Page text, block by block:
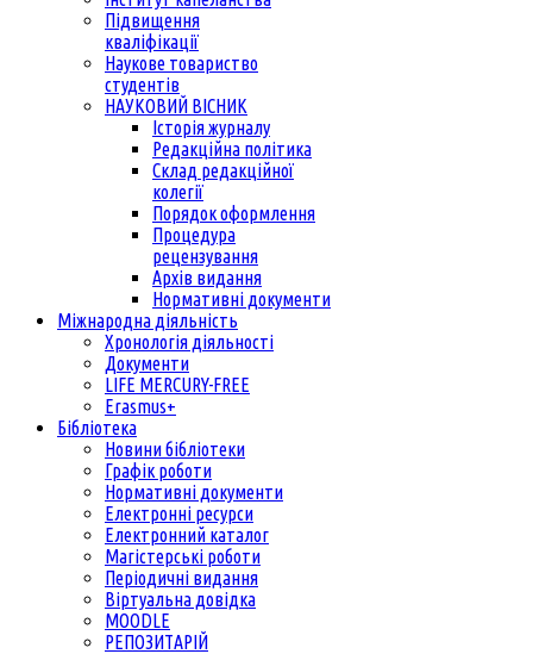
Підвищення
кваліфікації
Наукове товариство
студентів
НАУКОВИЙ ВІСНИК
Історія журналу
Редакційна політика
Склад редакційної
колегії
Порядок оформлення
Процедура
рецензування
Архів видання
Нормативні документи
Міжнародна діяльність
Хронологія діяльності
Документи
LIFE MERCURY-FREE
Erasmus+
Бібліотека
Новини бібліотеки
Графік роботи
Нормативні документи
Електронні ресурси
Електронний каталог
Магістерські роботи
Періодичні видання
Віртуальна довідка
MOODLE
РЕПОЗИТАРІЙ